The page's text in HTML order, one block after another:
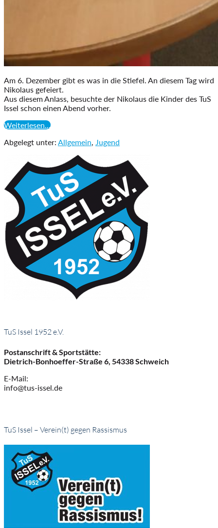
Am 6. Dezember gibt es was in die Stiefel. An diesem Tag wird
Nikolaus gefeiert.
Aus diesem Anlass, besuchte der Nikolaus die Kinder des TuS
Issel schon einen Abend vorher.
Weiterlesen...Nikolaus,
guter
Abgelegt unter: Allgemein, Jugend
TuS Issel 1952 e.V.
Postanschrift & Sportstätte:
Dietrich-Bonhoeffer-Straße 6, 54338 Schweich
E-Mail:
info@tus-issel.de
TuS Issel – Verein(t) gegen Rassismus